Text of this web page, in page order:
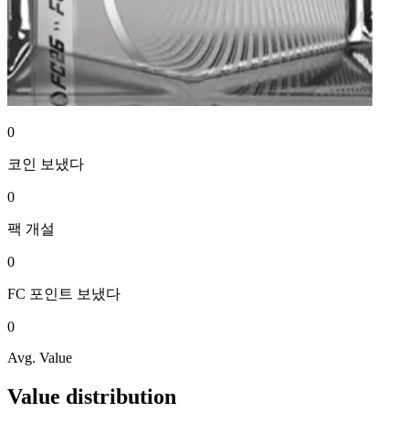
0
코인 보냈다
0
팩 개설
0
FC 포인트 보냈다
0
Avg. Value
Value distribution